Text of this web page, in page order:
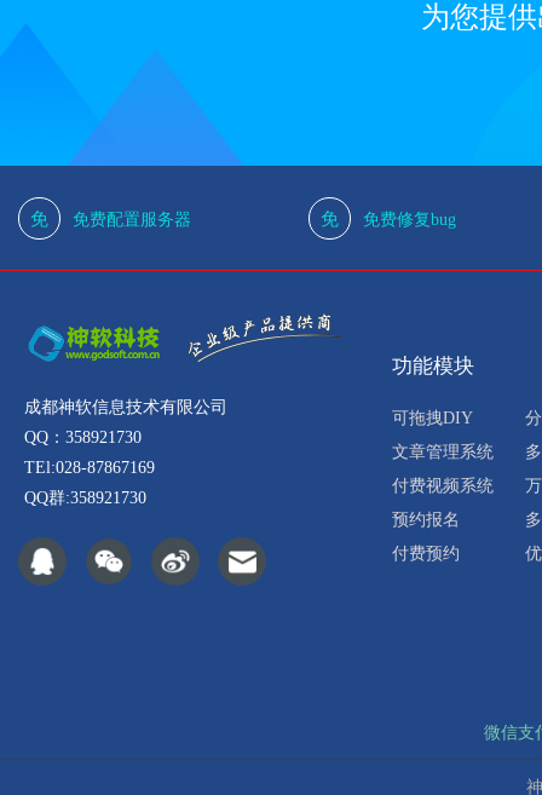
为您提
免 免费配置服务器 免 免费修复bug
成都神软信息技术有限公司
QQ：358921730
TEl:028-87867169
QQ群:358921730
功能模块
可拖拽DIY
文章管理系统
付费视频系统
预约报名
付费预约
微信支